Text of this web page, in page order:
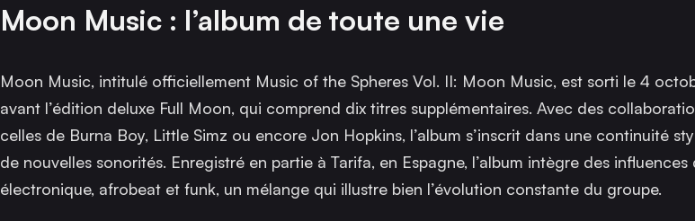
Moon Music : l’album de toute une vie
Moon Music, intitulé officiellement Music of the Spheres Vol. II: Moon Music, est sorti le 4
avant l’édition deluxe Full Moon, qui comprend dix titres supplémentaires. Avec des
celles de Burna Boy, Little Simz ou encore Jon Hopkins, l’album s’inscrit dans une continuité
de nouvelles sonorités. Enregistré en partie à Tarifa, en Espagne, l’album intègre des
électronique, afrobeat et funk, un mélange qui illustre bien l’évolution constante du groupe.